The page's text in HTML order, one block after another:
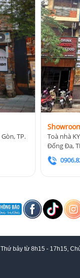
TP.
Toà nhà
Đống Đa,
bảy từ 8h15 - 17h15,